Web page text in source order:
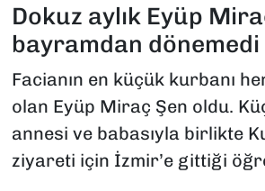
Dokuz aylık Eyüp
bayramdan dönemedi
Facianın en küçük kurbanı
olan Eyüp Miraç Şen oldu.
annesi ve babasıyla birlikte
ziyareti için İzmir’e gittiği